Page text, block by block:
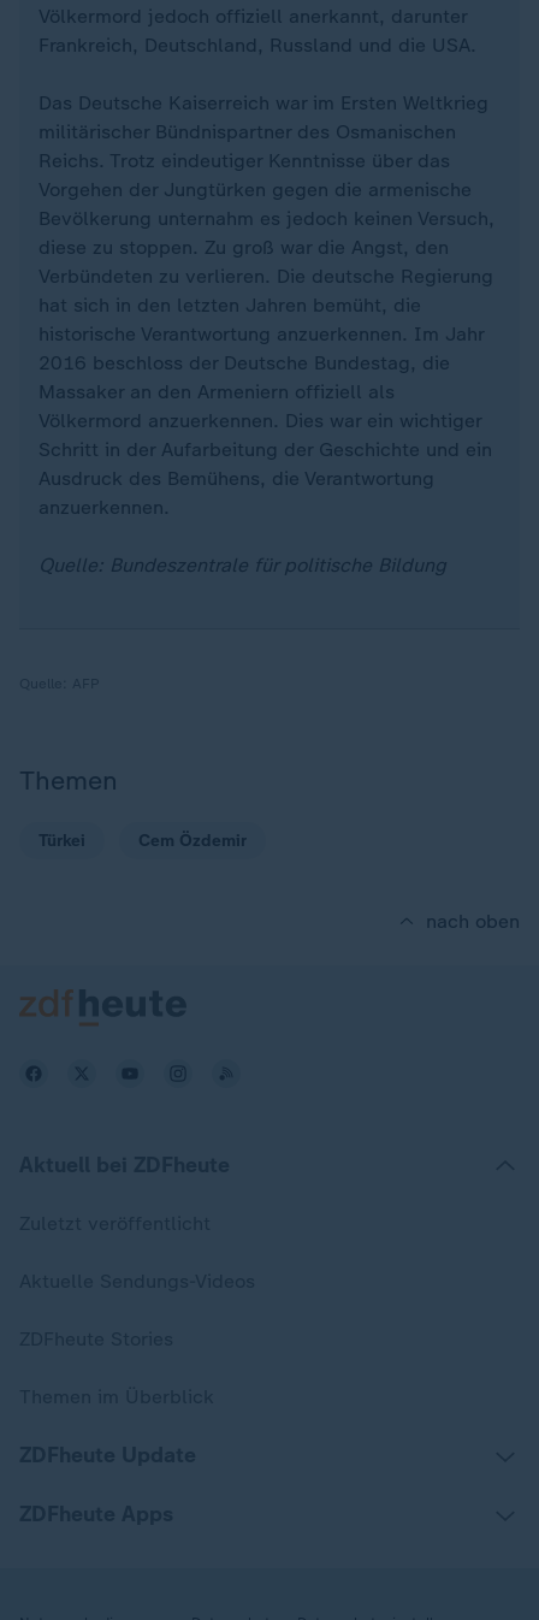
Völkermord jedoch offiziell anerkannt, darunter
Frankreich, Deutschland, Russland und die USA.
Das Deutsche Kaiserreich war im Ersten Weltkrieg
militärischer Bündnispartner des Osmanischen
Reichs. Trotz eindeutiger Kenntnisse über das
Vorgehen der Jungtürken gegen die armenische
Bevölkerung unternahm es jedoch keinen Versuch,
diese zu stoppen. Zu groß war die Angst, den
Verbündeten zu verlieren. Die deutsche Regierung
hat sich in den letzten Jahren bemüht, die
historische Verantwortung anzuerkennen. Im Jahr
2016 beschloss der Deutsche Bundestag, die
Massaker an den Armeniern offiziell als
Völkermord anzuerkennen. Dies war ein wichtiger
Schritt in der Aufarbeitung der Geschichte und ein
Ausdruck des Bemühens, die Verantwortung
anzuerkennen.
Quelle: Bundeszentrale für politische Bildung
Themen
Türkei Cem Özdemir
nach oben